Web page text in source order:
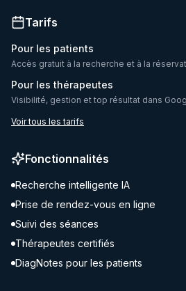
Tarifs
Pour les patients
Accès gratuit à la recherche et à la
Pour les thérapeutes
Visibilité, gestion et top résultat dans
Voir tous les tarifs
Fonctionnalités
Recherche intelligente IA
Prise de rendez-vous en ligne
Suivi des séances
Thérapeutes certifiés
DiagNotes pour les patients